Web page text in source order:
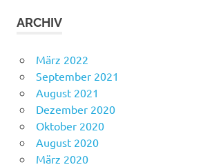
ARCHIV
März 2022
September 2021
August 2021
Dezember 2020
Oktober 2020
August 2020
März 2020